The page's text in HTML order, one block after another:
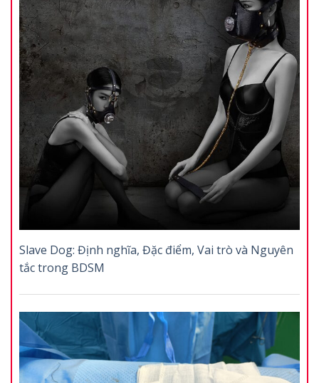
Slave Dog: Định nghĩa, Đặc điểm, Vai trò và Nguyên
tắc trong BDSM